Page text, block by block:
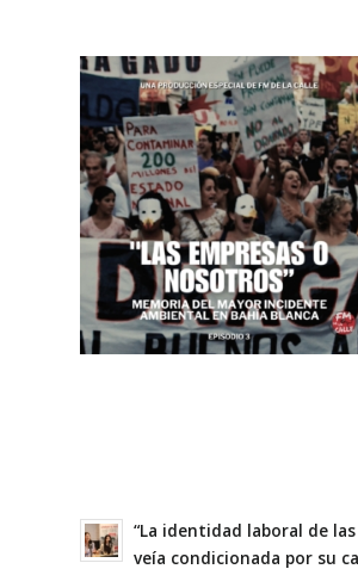
“La identidad laboral de
veía condicionada por su